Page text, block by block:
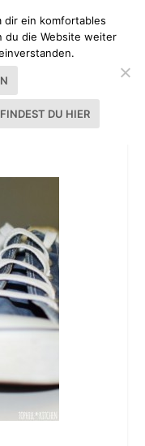
dir ein komfortables
du die Website weiter
DU HIER